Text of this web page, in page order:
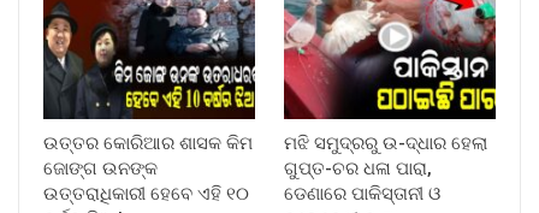
ଉତ୍ତର କୋରିଆର ଶାସକ କିମ
ଜୋଙ୍ଗ ଉନଙ୍କ
ଉତ୍ତରାଧିକାରୀ ହେବେ ଏହି ୧୦
ମଝି ସମୁଦ୍ରରୁ ଉ-ଦ୍ଧାର ହେଲା
ଗୁପ୍ତ-ଚର ଧଳା ପାରା,
ଡେଣାରେ ପାକିସ୍ତାନୀ ଓ